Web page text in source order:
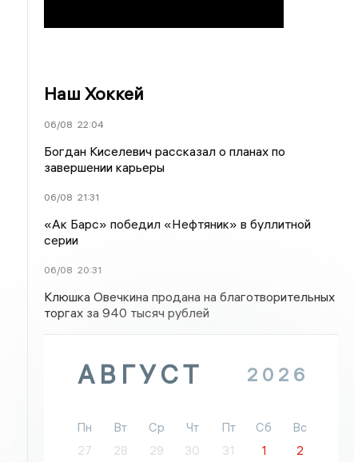
Наш Хоккей
06/08 22:04
Богдан Киселевич рассказал о планах по
завершении карьеры
06/08 21:31
«Ак Барс» победил «Нефтяник» в буллитной
серии
06/08 20:31
Клюшка Овечкина продана на благотворительных
торгах за 940 тысяч рублей
АВГУСТ 2026
Пн Вт Ср Чт Пт Сб
Вс
27
28 29 30 31 1
2